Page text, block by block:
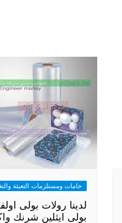
خامات ومستلزمات التعبئة
لدينا رولات بولى
بولى ايثلين شرنك